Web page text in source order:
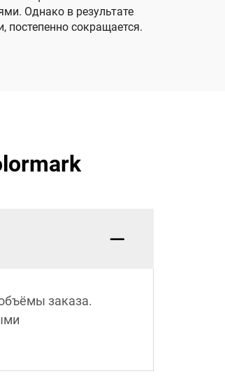
Однако в результате
сокращается.
заказа.